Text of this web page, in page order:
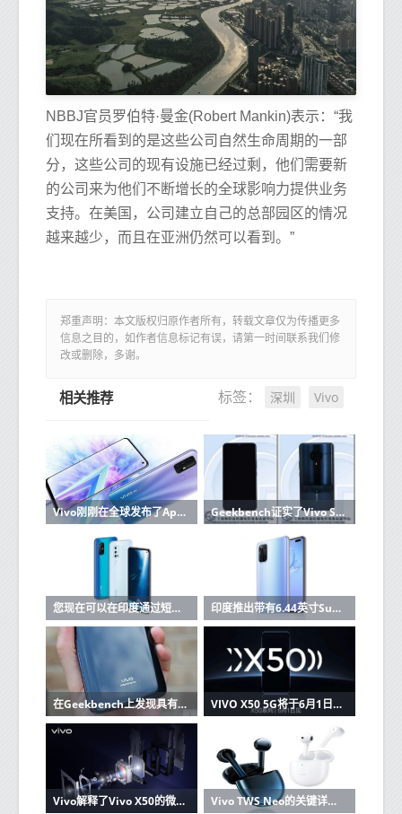
NBBJ官员罗伯特·曼金(Robert Mankin)表示：“我
们现在所看到的是这些公司自然生命周期的一部
分，这些公司的现有设施已经过剩，他们需要新
的公司来为他们不断增长的全球影响力提供业务
支持。在美国，公司建立自己的总部园区的情况
越来越少，而且在亚洲仍然可以看到。”
郑重声明：本文版权归原作者所有，转载文章仅为传播更多
信息之目的，如作者信息标记有误，请第一时间联系我们修
改或删除，多谢。
标签： 深圳 Vivo
相关推荐
Vivo刚刚在全球发布了Apex 2020智能手机 Geekbench证实了Vivo S6 5G的Exynos 980 5G处理器
您现在可以在印度通过短信购买Vivo手机 印度推出带有6.44英寸Super AMOLED显示屏，32MP双前置摄像头的Vivo V19：价格，规格
在Geekbench上发现具有Snapdragon 720G，8GB RAM的新Vivo手机 VIVO X50 5G将于6月1日正式上市
Vivo解释了Vivo X50的微型云台相机如何工作 Vivo TWS Neo的关键详细信息出现在Vivo的在线商店中